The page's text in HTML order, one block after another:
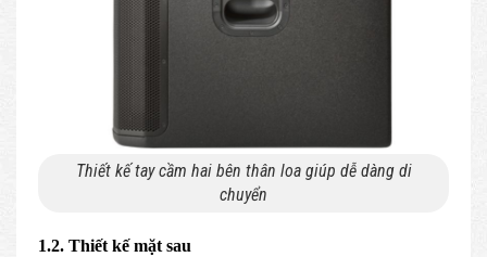
Thiết kế tay cầm hai bên thân loa giúp dễ dàng di
chuyển
1.2. Thiết kế mặt sau